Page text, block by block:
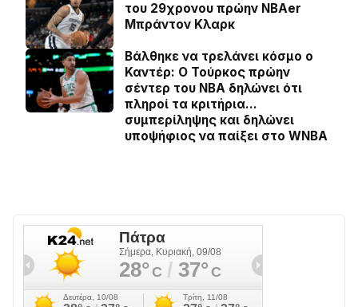
του 29χρονου πρώην NBAer
Μπράντον Κλαρκ
Βάλθηκε να τρελάνει κόσμο ο
Καντέρ: Ο Τούρκος πρώην
σέντερ του NBA δηλώνει ότι
πληροί τα κριτήρια…
συμπερίληψης και δηλώνει
υποψήφιος να παίξει στο WNBA